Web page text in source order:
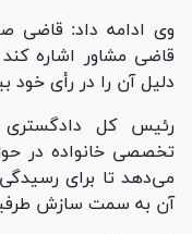
وی ادامه داد: قاضی
قاضی مشاور اشاره
دلیل آن را در رأی خود
رئیس کل دادگستری
تخصصی خانواده در
می‌دهد تا برای
آن به سمت سازش